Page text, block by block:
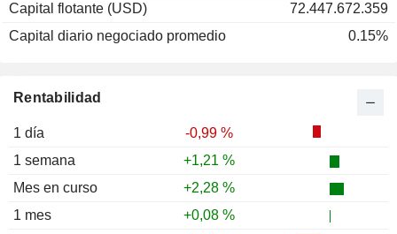
Rentabilidad
1 día
-0,99 %
1 semana
+1,21 %
Mes en curso
+2,28 %
1 mes
+0,08 %
Capital flotante (USD)
72.447.672.359
Capital diario negociado promedio
0.15%